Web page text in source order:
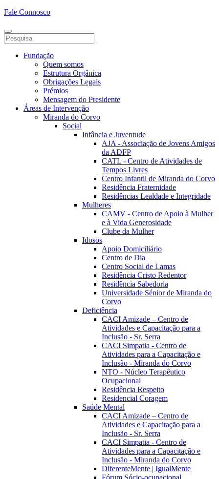
Fale Connosco
Fundação
Quem somos
Estrutura Orgânica
Obrigações Legais
Prémios
Mensagem do Presidente
Áreas de Intervenção
Miranda do Corvo
Social
Infância e Juventude
AJA - Associação de Jovens Amigos
da ADFP
CATL - Centro de Atividades de
Tempos Livres
Centro Infantil de Miranda do Corvo
Residência Fraternidade
Residências Lealdade e Integridade
Mulheres
CAMV - Centro de Apoio à Mulher
e à Vida Generosidade
Clube da Mulher
Idosos
Apoio Domiciliário
Centro de Dia
Centro Social de Lamas
Residência Cristo Redentor
Residência Sabedoria
Universidade Sénior de Miranda do
Corvo
Deficiência
CACI Amizade – Centro de
Atividades e Capacitação para a
Inclusão - Sr. Serra
CACI Simpatia - Centro de
Atividades para a Capacitação e
Inclusão - Miranda do Corvo
NTO - Núcleo Terapêutico
Ocupacional
Residência Respeito
Residencial Coragem
Saúde Mental
CACI Amizade – Centro de
Atividades e Capacitação para a
Inclusão - Sr. Serra
CACI Simpatia - Centro de
Atividades para a Capacitação e
Inclusão - Miranda do Corvo
DiferenteMente | IgualMente
Fórum Sócio-ocupacional